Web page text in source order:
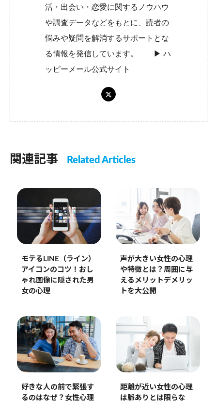
活・出会い・恋愛に関するノウハウ
や調査データなどをもとに、読者の
悩みや疑問を解消するサポートとな
る情報を発信しています。 ▶︎ハ
ッピーメール公式サイト
関連記事 Related Articles
モテるLINE（ライン）
アイコンのコツ！おし
ゃれ画像に隠された男
女の心理
声が大きい女性の心理
や特徴とは？周囲に与
えるメリットデメリッ
トを大公開
好きな人の前で緊張す
るのはなぜ？女性心理
距離が近い女性の心理
は脈ありとは限らな